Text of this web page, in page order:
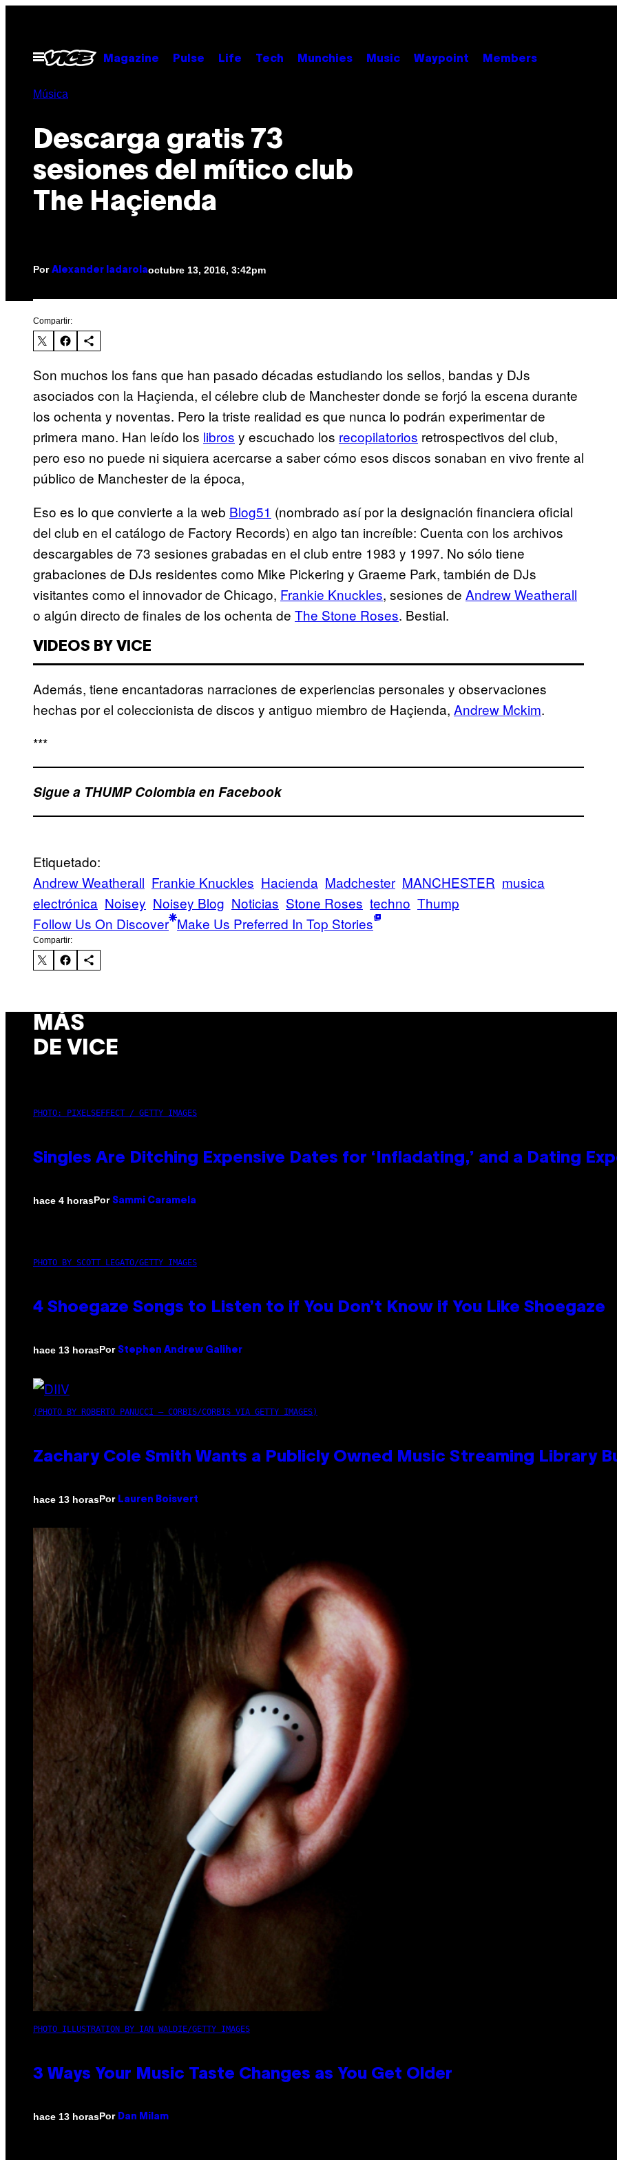
contenido
Abrir
Menú
Magazine Pulse Life Tech Munchies Music Waypoint Members
Música
Descarga gratis 73
sesiones del mítico club
The Haçienda
Por Alexander Iadarolaoctubre 13, 2016, 3:42pm
Compartir:
Son muchos los fans que han pasado décadas estudiando los sellos, bandas y DJs
asociados con la Haçienda, el célebre club de Manchester donde se forjó la escena durante
los ochenta y noventas. Pero la triste realidad es que nunca lo podrán experimentar de
primera mano. Han leído los libros y escuchado los recopilatorios retrospectivos del club,
pero eso no puede ni siquiera acercarse a saber cómo esos discos sonaban en vivo frente al
público de Manchester de la época,
Eso es lo que convierte a la web Blog51 (nombrado así por la designación financiera oficial
del club en el catálogo de Factory Records) en algo tan increíble: Cuenta con los archivos
descargables de 73 sesiones grabadas en el club entre 1983 y 1997. No sólo tiene
grabaciones de DJs residentes como Mike Pickering y Graeme Park, también de DJs
visitantes como el innovador de Chicago, Frankie Knuckles, sesiones de Andrew Weatherall
o algún directo de finales de los ochenta de The Stone Roses. Bestial.
VIDEOS BY VICE
Además, tiene encantadoras narraciones de experiencias personales y observaciones
hechas por el coleccionista de discos y antiguo miembro de Haçienda, Andrew Mckim.
***
Sigue a THUMP Colombia en Facebook
Etiquetado:
Andrew Weatherall Frankie Knuckles Hacienda Madchester MANCHESTER musica
electrónica Noisey Noisey Blog Noticias Stone Roses techno Thump
Follow Us On Discover Make Us Preferred In Top Stories
Compartir:
MÁS
DE VICE
PHOTO: PIXELSEFFECT / GETTY IMAGES
Singles Are Ditching Expensive Dates for ‘Infladating,’ and a Dating
hace 4 horasPor Sammi Caramela
PHOTO BY SCOTT LEGATO/GETTY IMAGES
4 Shoegaze Songs to Listen to if You Don’t Know if You Like Shoegaze
hace 13 horasPor Stephen Andrew Galiher
(PHOTO BY ROBERTO PANUCCI – CORBIS/CORBIS VIA GETTY IMAGES)
Zachary Cole Smith Wants a Publicly Owned Music Streaming Library
hace 13 horasPor Lauren Boisvert
PHOTO ILLUSTRATION BY IAN WALDIE/GETTY IMAGES
3 Ways Your Music Taste Changes as You Get Older
hace 13 horasPor Dan Milam